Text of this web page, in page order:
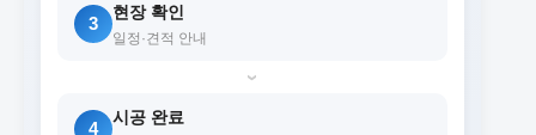
3
현장 확인
일정·견적 안내
›
4
시공 완료